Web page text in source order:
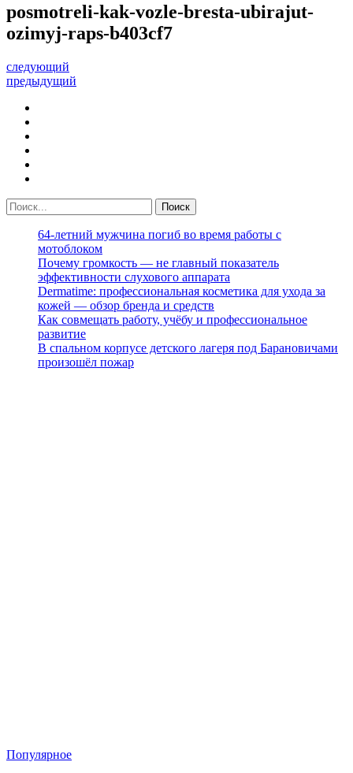
posmotreli-kak-vozle-bresta-ubirajut-
ozimyj-raps-b403cf7
следующий
предыдущий
64-летний мужчина погиб во время работы с
мотоблоком
Почему громкость — не главный показатель
эффективности слухового аппарата
Dermatime: профессиональная косметика для ухода за
кожей — обзор бренда и средств
Как совмещать работу, учёбу и профессиональное
развитие
В спальном корпусе детского лагеря под Барановичами
произошёл пожар
Популярное